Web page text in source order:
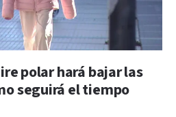
polar hará bajar las
seguirá el tiempo